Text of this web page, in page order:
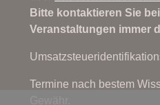
Bitte kontaktieren Sie
Veranstaltungen immer
Termine nach bestem